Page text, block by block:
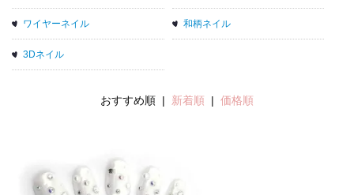
ワイヤーネイル 和柄ネイル
3Dネイル
おすすめ順 | 新着順 | 価格順